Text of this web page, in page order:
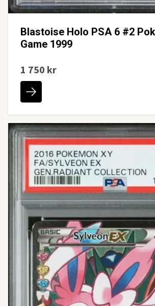
Blastoise Holo PSA 6 #2
Game 1999
1 750 kr